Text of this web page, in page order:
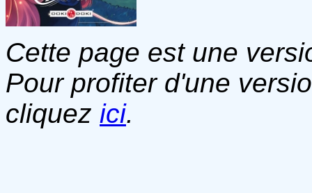
Cette page est une
Pour profiter d'une
cliquez ici.